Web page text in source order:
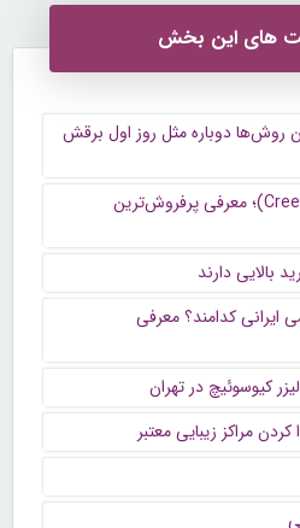
های این بخش
روش‌ها دوباره مثل روز اول برقش
راهنمای خرید عطر کرید (Creed)؛ معرفی پرفروش‌ترین
ایرانی کدامند؟ معرفی
کیوسوئیچ در تهران
مراکز زیبایی معتبر